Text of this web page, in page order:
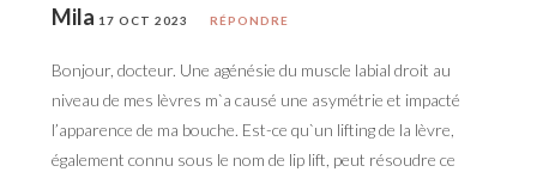
Mila 17 OCT 2023 RÉPONDRE
Bonjour, docteur. Une agénésie du muscle labial droit au
niveau de mes lèvres m`a causé une asymétrie et impacté
l’apparence de ma bouche. Est-ce qu`un lifting de la lèvre,
également connu sous le nom de lip lift, peut résoudre ce